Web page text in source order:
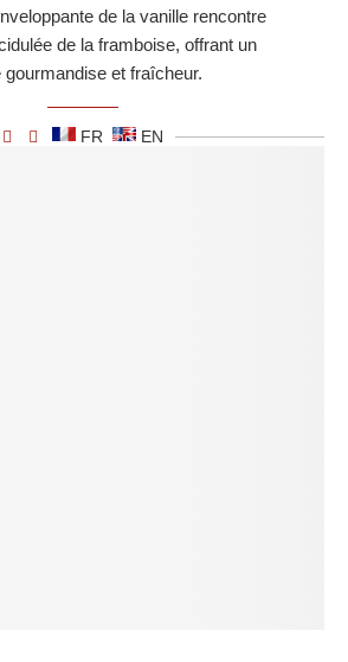
de la vanille rencontre
de la framboise, offrant un
gourmandise et fraîcheur.
FR EN